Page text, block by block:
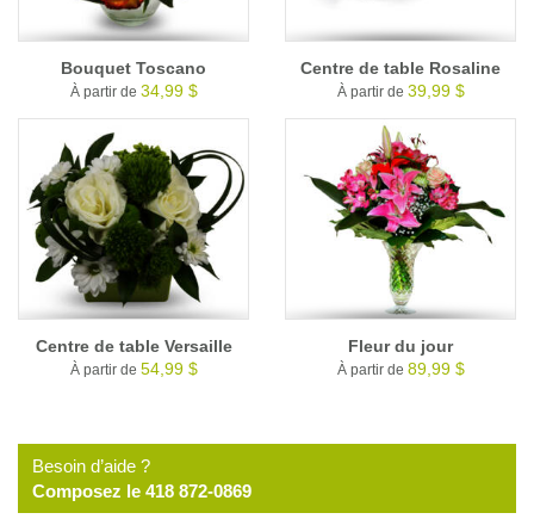
Bouquet Toscano
À partir de 34,99 $
Centre de table Rosaline
À partir de 39,99 $
Centre de table Versaille
À partir de 54,99 $
Fleur du jour
À partir de 89,99 $
Besoin d’aide ?
Composez le 418 872-0869